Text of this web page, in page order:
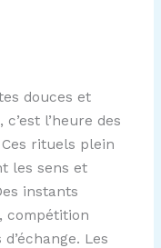
douces et
l’heure des
rituels plein
les sens et
instants
, compétition
Les